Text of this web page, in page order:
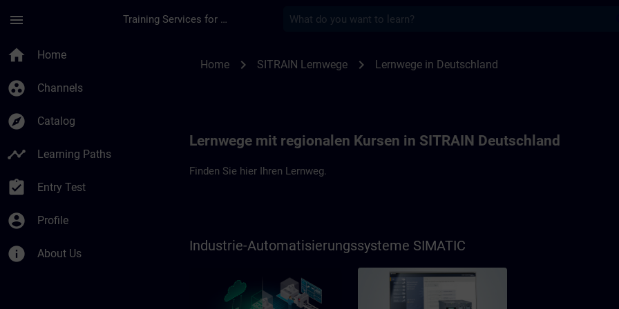
menu Training Services for Digital Industries
home Home
group_work Channels
explore Catalog
timeline Learning Paths
assignment_turned_in Entry Test
account_circle Profile
info About Us
Home chevron_right SITRAIN Lernwege chevron_right Lernwege in Deutschland
Lernwege mit regionalen Kursen in SITRAIN Deutschland
Finden Sie hier Ihren Lernweg.
Industrie-Automatisierungssysteme SIMATIC